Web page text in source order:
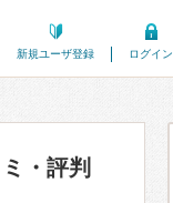
新規ユーザ登録 ログイン
・評判